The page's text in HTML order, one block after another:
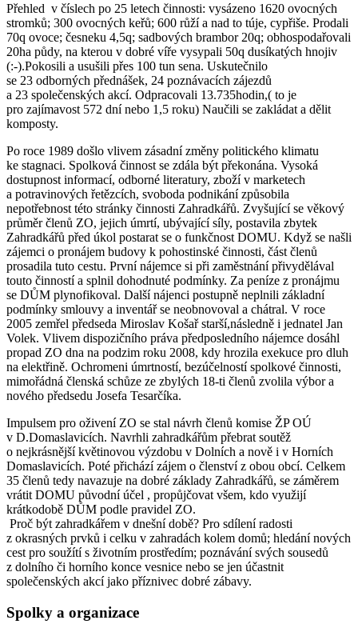
Přehled v číslech po 25 letech činnosti: vysázeno 1620 ovocných
stromků; 300 ovocných keřů; 600 růží a nad to túje, cypřiše. Prodali
70q ovoce; česneku 4,5q; sadbových brambor 20q; obhospodařovali
20ha půdy, na kterou v dobré víře vysypali 50q dusíkatých hnojiv
(:-).Pokosili a usušili přes 100 tun sena. Uskutečnilo
se 23 odborných přednášek, 24 poznávacích zájezdů
a 23 společenských akcí. Odpracovali 13.735hodin,( to je
pro zajímavost 572 dní nebo 1,5 roku) Naučili se zakládat a dělit
komposty.
Po roce 1989 došlo vlivem zásadní změny politického klimatu
ke stagnaci. Spolková činnost se zdála být překonána. Vysoká
dostupnost informací, odborné literatury, zboží v marketech
a potravinových řetězcích, svoboda podnikání způsobila
nepotřebnost této stránky činnosti Zahradkářů. Zvyšující se věkový
průměr členů ZO, jejich úmrtí, ubývající síly, postavila zbytek
Zahradkářů před úkol postarat se o funkčnost DOMU. Když se našli
zájemci o pronájem budovy k pohostinské činnosti, část členů
prosadila tuto cestu. První nájemce si při zaměstnání přivydělával
touto činností a splnil dohodnuté podmínky. Za peníze z pronájmu
se DŮM plynofikoval. Další nájenci postupně neplnili základní
podmínky smlouvy a inventář se neobnovoval a chátral. V roce
2005 zemřel předseda Miroslav Košař starší,následně i jednatel Jan
Volek. Vlivem dispozičního práva předposledního nájemce dosáhl
propad ZO dna na podzim roku 2008, kdy hrozila exekuce pro dluh
na elektřině. Ochromeni úmrtností, bezúčelností spolkové činnosti,
mimořádná členská schůze ze zbylých 18-ti členů zvolila výbor a
nového předsedu Josefa Tesarčíka.
Impulsem pro oživení ZO se stal návrh členů komise ŽP OÚ
v D.Domaslavicích. Navrhli zahradkářům přebrat soutěž
o nejkrásnější květinovou výzdobu v Dolních a nově i v Horních
Domaslavicích. Poté přichází zájem o členství z obou obcí. Celkem
35 členů tedy navazuje na dobré základy Zahradkářů, se záměrem
vrátit DOMU původní účel , propůjčovat všem, kdo využijí
krátkodobě DŮM podle pravidel ZO.
Proč být zahradkářem v dnešní době? Pro sdílení radosti
z okrasných prvků i celku v zahradách kolem domů; hledání nových
cest pro soužítí s životním prostředím; poznávání svých sousedů
z dolního či horního konce vesnice nebo se jen účastnit
společenských akcí jako příznivec dobré zábavy.
Spolky a organizace